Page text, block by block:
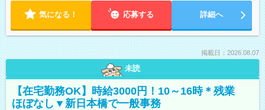
気になる！ 応募する 詳細へ
掲載日：2026.08.07
未読
【在宅勤務OK】時給3000円！10～16時＊残業
ほぼなし▼新日本橋で一般事務